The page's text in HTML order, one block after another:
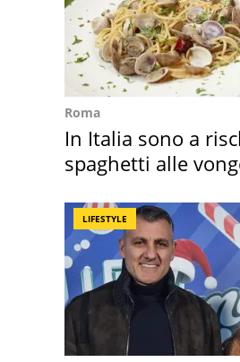
Roma
In Italia sono a
spaghetti alle
LIFESTYLE